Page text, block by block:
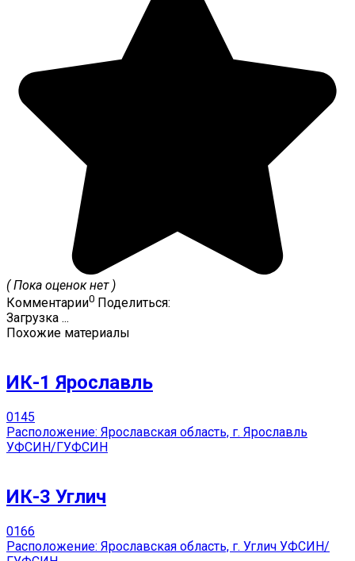
( Пока оценок нет )
Комментарии0 Поделиться:
Загрузка ...
Похожие материалы
ИК-1 Ярославль
0145
Расположение: Ярославская область, г. Ярославль
УФСИН/ГУФСИН
ИК-3 Углич
0166
Расположение: Ярославская область, г. Углич УФСИН/